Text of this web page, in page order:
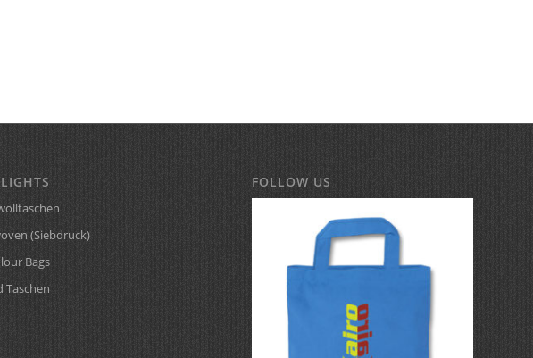
(Siebdruck)
Bags
Taschen
FOLLOW US